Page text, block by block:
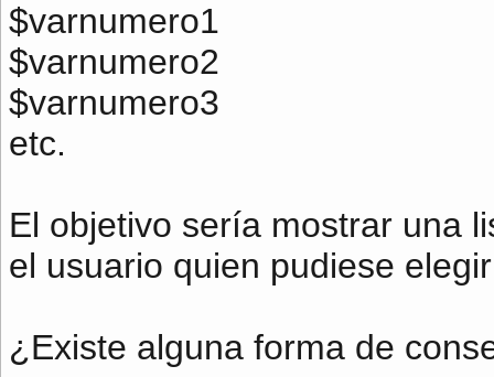
$varnumero1
$varnumero2
$varnumero3
etc.
El objetivo sería mostrar una
el usuario quien pudiese
¿Existe alguna forma de